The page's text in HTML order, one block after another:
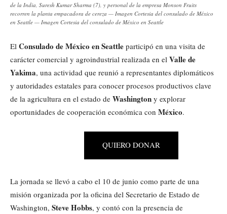
de la India, Suresh Kumar Sharma (7), y personal de la empresa Monson Fruits
recorren la planta empacadora de cereza — Imagen Cortesia del consulado de México
en Seattle — Imagen Cortesia del consulado de México en Seattle
El Consulado de México en Seattle participó en una visita de
carácter comercial y agroindustrial realizada en el Valle de
Yakima, una actividad que reunió a representantes diplomáticos
y autoridades estatales para conocer procesos productivos clave
de la agricultura en el estado de Washington y explorar
oportunidades de cooperación económica con México.
QUIERO DONAR
La jornada se llevó a cabo el 10 de junio como parte de una
misión organizada por la oficina del Secretario de Estado de
Washington, Steve Hobbs, y contó con la presencia de